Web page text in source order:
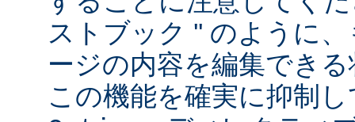
ストブック '' のように
ージの内容を編集でき
この機能を確実に抑制